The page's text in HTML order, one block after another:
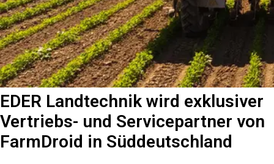
EDER Landtechnik wird exklusiver
Vertriebs- und Servicepartner von
FarmDroid in Süddeutschland